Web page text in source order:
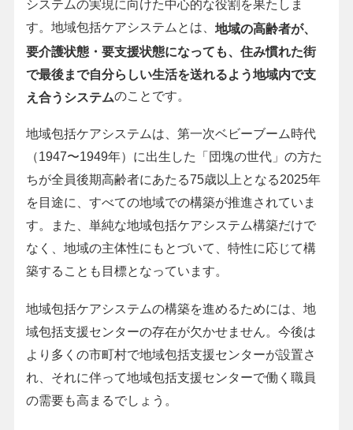
システムの実現に向けた中心的な役割を果たしま
す。地域包括ケアシステムとは、 地域の高齢者が、
要介護状態・要支援状態になっても、住み慣れた街
で最後まで自分らしい生活を送れるよう地域内で支
え合うシステムのことです。
地域包括ケアシステムは、第一次ベビーブーム時代
（1947〜1949年）に出生した「団塊の世代」の方た
ちが全員後期高齢者にあたる75歳以上となる2025年
を目途に、すべての地域での構築が推進されていま
す。また、単純な地域包括ケアシステム構築だけで
なく、地域の主体性にもとづいて、特性に応じて構
築することも目標となっています。
地域包括ケアシステムの構築を進めるためには、地
域包括支援センターの存在が欠かせません。今後は
より多くの市町村で地域包括支援センターが設置さ
れ、それに伴って地域包括支援センターで働く職員
の需要も高まるでしょう。